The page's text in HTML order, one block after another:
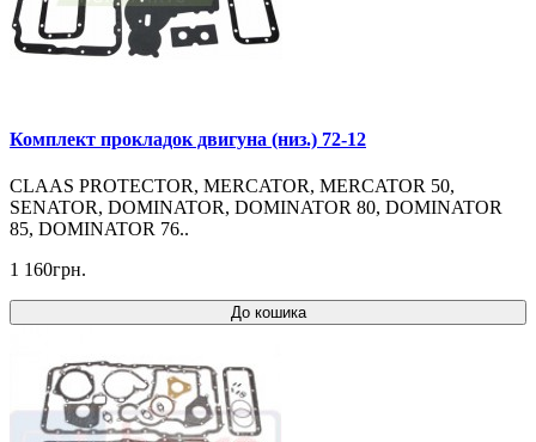
Комплект прокладок двигуна (низ.) 72-12
CLAAS PROTECTOR, MERCATOR, MERCATOR 50,
SENATOR, DOMINATOR, DOMINATOR 80, DOMINATOR
85, DOMINATOR 76..
1 160грн.
До кошика